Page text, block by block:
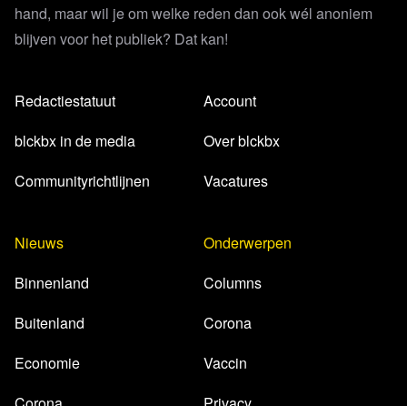
hand, maar wil je om welke reden dan ook wél anoniem
blijven voor het publiek? Dat kan!
Redactiestatuut
blckbx in de media
Communityrichtlijnen
Account
Over blckbx
Vacatures
Nieuws
Binnenland
Buitenland
Economie
Onderwerpen
Columns
Corona
Vaccin